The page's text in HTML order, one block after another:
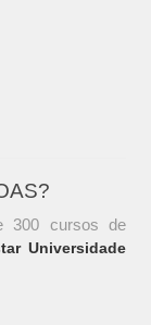
300 cursos de
Universidade